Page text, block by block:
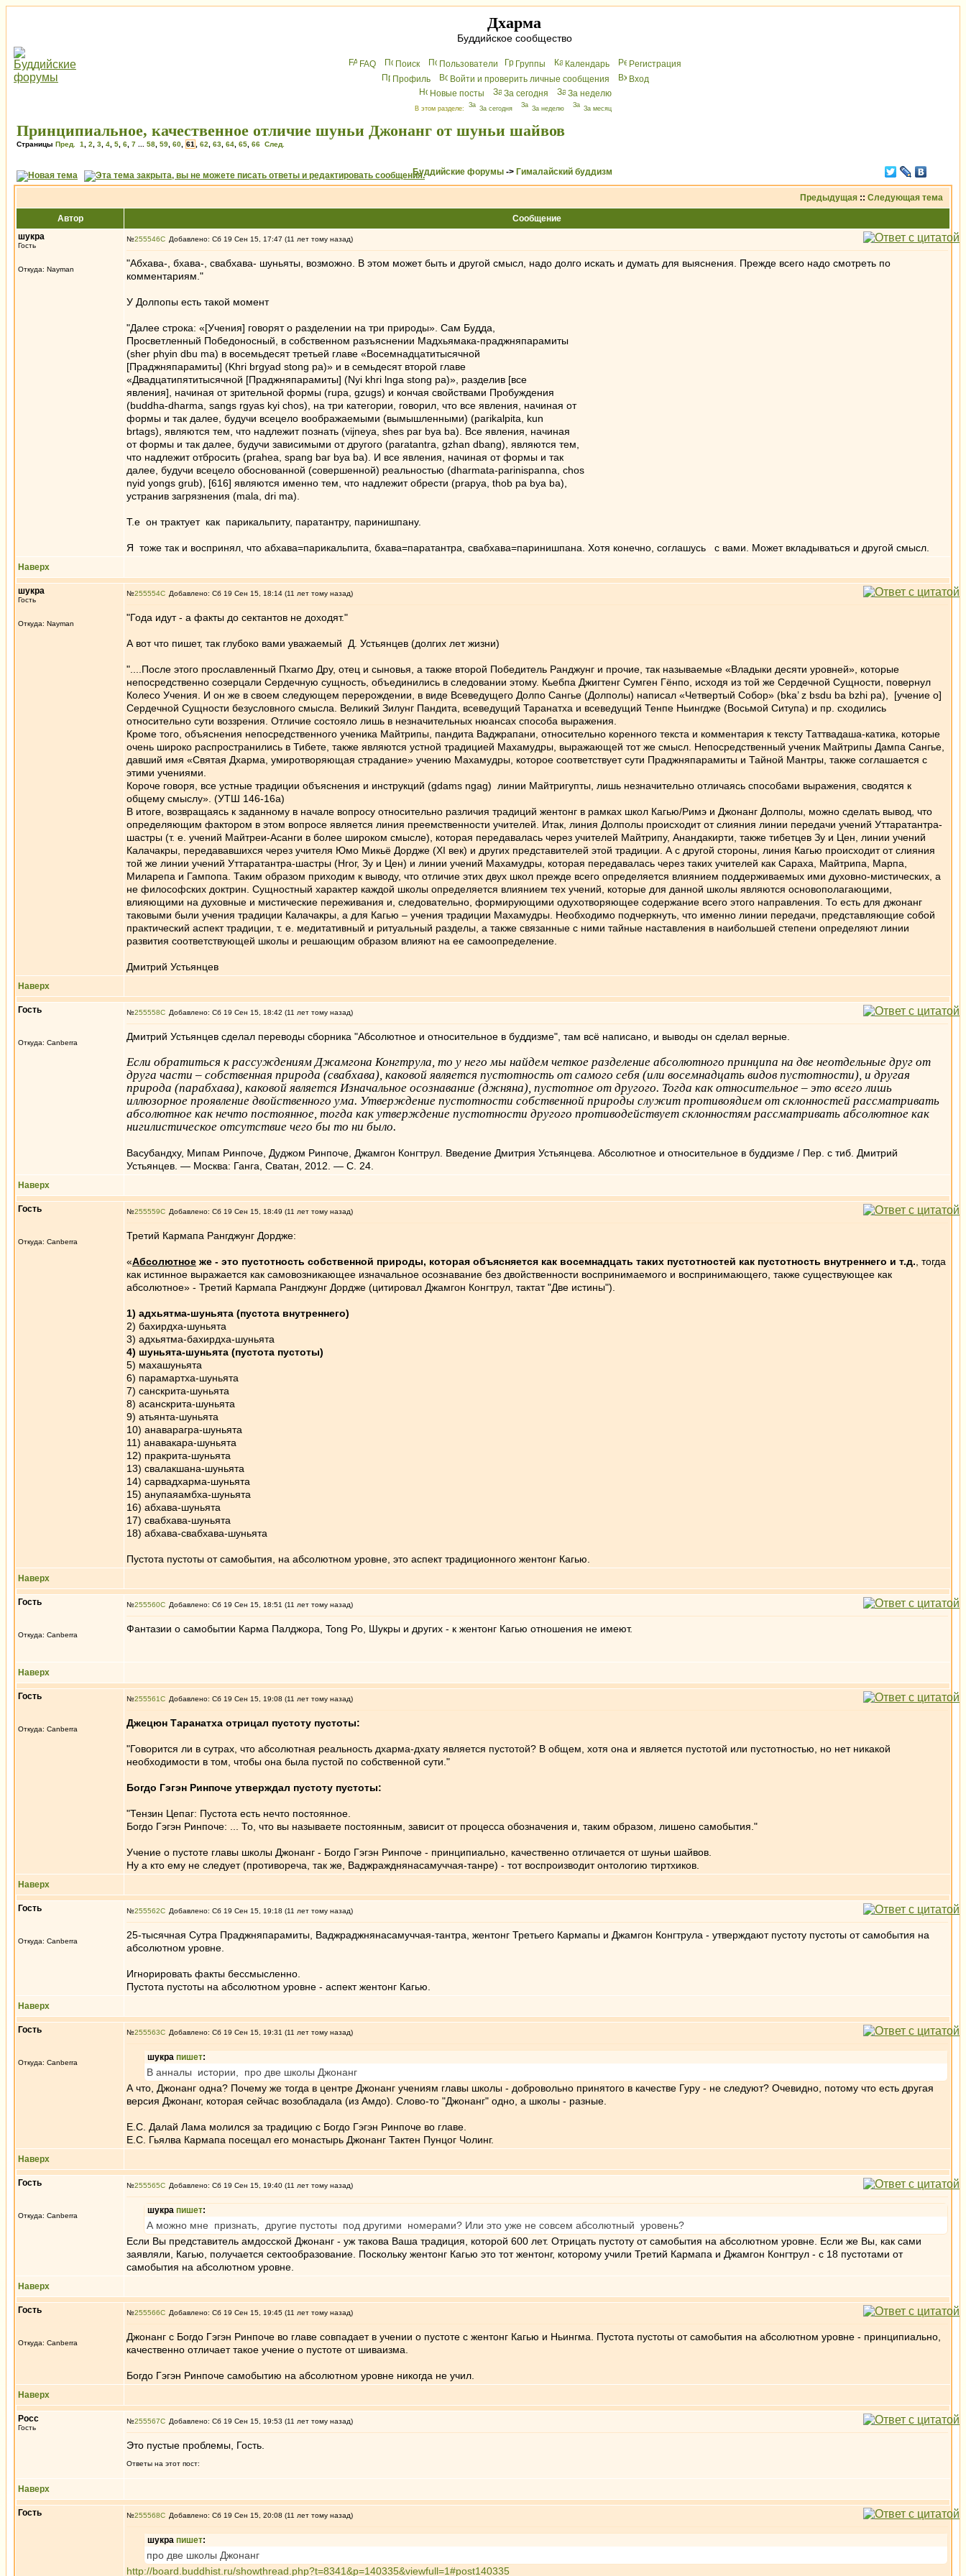
Дхарма
Буддийское сообщество
FAQ Поиск Пользователи Группы Календарь
Peгиcтрaция
Профиль
Войти и проверить личные сообщения
Вхoд
Новые посты
За сегодня За неделю
В этом разделе: За сегодня За неделю За месяц
Принципиальное, качественное отличие шуньи Джонанг от шуньи шайвов
Страницы Пред. 1 2 3 4 5 6 7 58 59 60 61 62 63 64 65 66 След.
Буддийские форумы -> Гималайский буддизм
Предыдущая :: Следующая тема
Автор
Сообщение
шукра
Гость
Откуда: Nayman
№255546 Добавлено: Сб 19 Сен 15, 17:47 (11 лет тому назад)
"Абхава-, бхава-, свабхава- шуньяты, возможно. В этом может быть и другой смысл, надо долго искать и думать для выяснения. Прежде всего надо смотреть по
комментариям."
У Долпопы есть такой момент
"Далее строка: «[Учения] говорят о разделении на три природы». Сам Будда,
Просветленный Победоносный, в собственном разъяснении Мадхьямака-праджняпарамиты
(sher phyin dbu ma) в восемьдесят третьей главе «Восемнадцатитысячной
[Праджняпарамиты] (Khri brgyad stong pa)» и в семьдесят второй главе
«Двадцатипятитысячной [Праджняпарамиты] (Nyi khri lnga stong pa)», разделив [все
явления], начиная от зрительной формы (rupa, gzugs) и кончая свойствами Пробуждения
(buddha-dharma, sangs rgyas kyi chos), на три категории, говорил, что все явления, начиная от
формы и так далее, будучи всецело воображаемыми (вымышленными) (parikalpita, kun
brtags), являются тем, что надлежит познать (vijneya, shes par bya ba). Все явления, начиная
от формы и так далее, будучи зависимыми от другого (paratantra, gzhan dbang), являются тем,
что надлежит отбросить (prahea, spang bar bya ba). И все явления, начиная от формы и так
далее, будучи всецело обоснованной (совершенной) реальностью (dharmata-parinispanna, chos
nyid yongs grub), [616] являются именно тем, что надлежит обрести (prapya, thob pa bya ba),
устранив загрязнения (mala, dri ma).
Т.е он трактует как парикальпиту, паратантру, паринишпану.
Я тоже так и воспринял, что абхава=парикальпита, бхава=паратантра, свабхава=паринишпана. Хотя конечно, соглашусь с вами. Может вкладываться и другой смысл.
Наверх
шукра
Гость
Откуда: Nayman
№255554 Добавлено: Сб 19 Сен 15, 18:14 (11 лет тому назад)
"Года идут - а факты до сектантов не доходят."
А вот что пишет, так глубоко вами уважаемый Д. Устьянцев (долгих лет жизни)
"....После этого прославленный Пхагмо Дру, отец и сыновья, а также второй Победитель Ранджунг и прочие, так называемые «Владыки десяти уровней», которые
непосредственно созерцали Сердечную сущность, объединились в следовании этому. Кьебпа Джигтенг Сумген Гёнпо, исходя из той же Сердечной Сущности, повернул
Колесо Учения. И он же в своем следующем перерождении, в виде Всеведущего Долпо Сангье (Долполы) написал «Четвертый Собор» (bka’ z bsdu ba bzhi pa), [учение о]
Сердечной Сущности безусловного смысла. Великий Зилунг Пандита, всеведущий Таранатха и всеведущий Тенпе Ньингдже (Восьмой Ситупа) и пр. сходились
относительно сути воззрения. Отличие состояло лишь в незначительных нюансах способа выражения.
Кроме того, объяснения непосредственного ученика Майтрипы, пандита Ваджрапани, относительно коренного текста и комментария к тексту Таттвадаша-катика, которые
очень широко распространились в Тибете, также являются устной традицией Махамудры, выражающей тот же смысл. Непосредственный ученик Майтрипы Дампа Сангье,
давший имя «Святая Дхарма, умиротворяющая страдание» учению Махамудры, которое соответствует сути Праджняпарамиты и Тайной Мантры, также соглашается с
этими учениями.
Короче говоря, все устные традиции объяснения и инструкций (gdams ngag) линии Майтригупты, лишь незначительно отличаясь способами выражения, сводятся к
общему смыслу». (УТШ 146-16а)
В итоге, возвращаясь к заданному в начале вопросу относительно различия традиций жентонг в рамках школ Кагью/Римэ и Джонанг Долполы, можно сделать вывод, что
определяющим фактором в этом вопросе является линия преемственности учителей. Итак, линия Долполы происходит от слияния линии передачи учений Уттаратантра-
шастры (т. е. учений Майтреи-Асанги в более широком смысле), которая передавалась через учителей Майтрипу, Анандакирти, также тибетцев Зу и Цен, линии учений
Калачакры, передававшихся через учителя Юмо Микьё Дордже (XI век) и других представителей этой традиции. А с другой стороны, линия Кагью происходит от слияния
той же линии учений Уттаратантра-шастры (Нгог, Зу и Цен) и линии учений Махамудры, которая передавалась через таких учителей как Сараха, Майтрипа, Марпа,
Миларепа и Гампопа. Таким образом приходим к выводу, что отличие этих двух школ прежде всего определяется влиянием поддерживаемых ими духовно-мистических, а
не философских доктрин. Сущностный характер каждой школы определяется влиянием тех учений, которые для данной школы являются основополагающими,
влияющими на духовные и мистические переживания и, следовательно, формирующими одухотворяющее содержание всего этого направления. То есть для джонанг
таковыми были учения традиции Калачакры, а для Кагью – учения традиции Махамудры. Необходимо подчеркнуть, что именно линии передачи, представляющие собой
практический аспект традиции, т. е. медитативный и ритуальный разделы, а также связанные с ними тайные наставления в наибольшей степени определяют линии
развития соответствующей школы и решающим образом влияют на ее самоопределение.
Дмитрий Устьянцев
Наверх
Гость
Откуда: Canberra
№255558 Добавлено: Сб 19 Сен 15, 18:42 (11 лет тому назад)
Дмитрий Устьянцев сделал переводы сборника "Абсолютное и относительное в буддизме", там всё написано, и выводы он сделал верные.
Если обратиться к рассуждениям Джамгона Конгтрула, то у него мы найдем четкое разделение абсолютного принципа на две неотдельные друг от
друга части – собственная природа (свабхава), каковой является пустотность от самого себя (или восемнадцать видов пустотности), и другая
природа (парабхава), каковой является Изначальное осознавание (джняна), пустотное от другого. Тогда как относительное – это всего лишь
иллюзорное проявление двойственного ума. Утверждение пустотности собственной природы служит противоядием от склонностей рассматривать
абсолютное как нечто постоянное, тогда как утверждение пустотности другого противодействует склонностям рассматривать абсолютное как
нигилистическое отсутствие чего бы то ни было.
Васубандху, Мипам Ринпоче, Дуджом Ринпоче, Джамгон Конгтрул. Введение Дмитрия Устьянцева. Абсолютное и относительное в буддизме / Пер. с тиб. Дмитрий
Устьянцев. — Москва: Ганга, Сватан, 2012. — С. 24.
Наверх
Гость
Откуда: Canberra
№255559 Добавлено: Сб 19 Сен 15, 18:49 (11 лет тому назад)
Третий Кармапа Рангджунг Дордже:
«Абсолютное же - это пустотность собственной природы, которая объясняется как восемнадцать таких пустотностей как пустотность внутреннего и т.д. , тогда
как истинное выражается как самовозникающее изначальное осознавание без двойственности воспринимаемого и воспринимающего, также существующее как
абсолютное» - Третий Кармапа Рангджунг Дордже (цитировал Джамгон Конгтрул, тактат "Две истины").
1) адхьятма-шуньята (пустота внутреннего)
2) бахирдха-шуньята
3) адхьятма-бахирдха-шуньята
4) шуньята-шуньята (пустота пустоты)
5) махашуньята
6) парамартха-шуньята
7) санскрита-шуньята
8) асанскрита-шуньята
9) атьянта-шуньята
10) анаварагра-шуньята
11) анавакара-шуньята
12) пракрита-шуньята
13) свалакшана-шуньята
14) сарвадхарма-шуньята
15) анупаяамбха-шуньята
16) абхава-шуньята
17) свабхава-шуньята
18) абхава-свабхава-шуньята
Пустота пустоты от самобытия, на абсолютном уровне, это аспект традиционного жентонг Кагью.
Наверх
Гость
Откуда: Canberra
№255560 Добавлено: Сб 19 Сен 15, 18:51 (11 лет тому назад)
Фантазии о самобытии Карма Палджора, Tong Po, Шукры и других - к жентонг Кагью отношения не имеют.
Наверх
Гость
Откуда: Canberra
№255561 Добавлено: Сб 19 Сен 15, 19:08 (11 лет тому назад)
Джецюн Таранатха отрицал пустоту пустоты:
"Говорится ли в сутрах, что абсолютная реальность дхарма-дхату является пустотой? В общем, хотя она и является пустотой или пустотностью, но нет никакой
необходимости в том, чтобы она была пустой по собственной сути."
Богдо Гэгэн Ринпоче утверждал пустоту пустоты:
"Тензин Цепаг: Пустота есть нечто постоянное.
Богдо Гэгэн Ринпоче: ... То, что вы называете постоянным, зависит от процесса обозначения и, таким образом, лишено самобытия."
Учение о пустоте главы школы Джонанг - Богдо Гэгэн Ринпоче - принципиально, качественно отличается от шуньи шайвов.
Ну а кто ему не следует (противореча, так же, Ваджражднянасамуччая-танре) - тот воспроизводит онтологию тиртхиков.
Наверх
Гость
Откуда: Canberra
№255562 Добавлено: Сб 19 Сен 15, 19:18 (11 лет тому назад)
25-тысячная Сутра Праджняпарамиты, Ваджраджнянасамуччая-тантра, жентонг Третьего Кармапы и Джамгон Конгтрула - утверждают пустоту пустоты от самобытия на
абсолютном уровне.
Игнорировать факты бессмысленно.
Пустота пустоты на абсолютном уровне - аспект жентонг Кагью.
Наверх
Гость
Откуда: Canberra
№255563 Добавлено: Сб 19 Сен 15, 19:31 (11 лет тому назад)
шукра пишет:
В анналы истории, про две школы Джонанг
А что, Джонанг одна? Почему же тогда в центре Джонанг учениям главы школы - добровольно принятого в качестве Гуру - не следуют? Очевидно, потому что есть другая
версия Джонанг, которая сейчас возобладала (из Амдо). Слово-то "Джонанг" одно, а школы - разные.
Е.С. Далай Лама молился за традицию с Богдо Гэгэн Ринпоче во главе.
Е.С. Гьялва Кармапа посещал его монастырь Джонанг Тактен Пунцог Чолинг.
Наверх
Гость
Откуда: Canberra
№255565 Добавлено: Сб 19 Сен 15, 19:40 (11 лет тому назад)
шукра пишет:
А можно мне признать, другие пустоты под другими номерами? Или это уже не совсем абсолютный уровень?
Если Вы представитель амдосской Джонанг - уж такова Ваша традиция, которой 600 лет. Отрицать пустоту от самобытия на абсолютном уровне. Если же Вы, как сами
заявляли, Кагью, получается сектообразование. Поскольку жентонг Кагью это тот жентонг, которому учили Третий Кармапа и Джамгон Конгтрул - с 18 пустотами от
самобытия на абсолютном уровне.
Наверх
Гость
Откуда: Canberra
№255566 Добавлено: Сб 19 Сен 15, 19:45 (11 лет тому назад)
Джонанг с Богдо Гэгэн Ринпоче во главе совпадает в учении о пустоте с жентонг Кагью и Ньингма. Пустота пустоты от самобытия на абсолютном уровне - принципиально,
качественно отличает такое учение о пустоте от шиваизма.
Богдо Гэгэн Ринпоче самобытию на абсолютном уровне никогда не учил.
Наверх
Росс
Гость
№255567 Добавлено: Сб 19 Сен 15, 19:53 (11 лет тому назад)
Это пустые проблемы, Гость.
Ответы на этот пост:
Наверх
Гость №255568 Добавлено: Сб 19 Сен 15, 20:08 (11 лет тому назад)
шукра пишет:
про две школы Джонанг
http://board.buddhist.ru/showthread.php?t=8341&p=140335&viewfull=1#post140335